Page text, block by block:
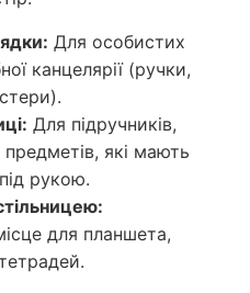
Для особистих
канцелярії (ручки,
Для підручників,
предметів, які мають
рукою.
для планшета,